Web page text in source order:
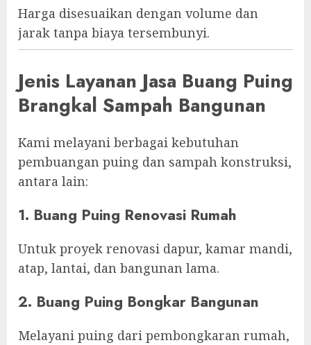
Harga disesuaikan dengan volume dan
jarak tanpa biaya tersembunyi.
Jenis Layanan Jasa Buang Puing
Brangkal Sampah Bangunan
Kami melayani berbagai kebutuhan
pembuangan puing dan sampah konstruksi,
antara lain:
1. Buang Puing Renovasi Rumah
Untuk proyek renovasi dapur, kamar mandi,
atap, lantai, dan bangunan lama.
2. Buang Puing Bongkar Bangunan
Melayani puing dari pembongkaran rumah,